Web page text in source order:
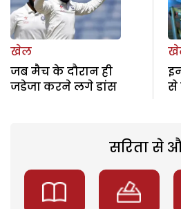
खेल
जब मैच के दौरान ही
जडेजा करने लगे डांस
से
सरिता से